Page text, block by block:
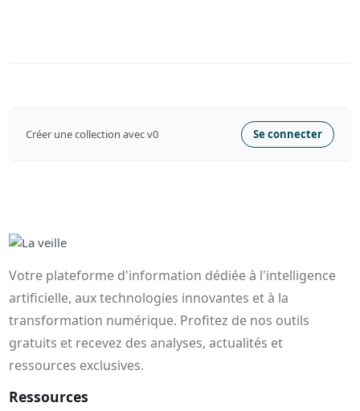
Créer une collection avec v0 Se connecter
Votre plateforme d'information dédiée à l'intelligence
artificielle, aux technologies innovantes et à la
transformation numérique. Profitez de nos outils
gratuits et recevez des analyses, actualités et
ressources exclusives.
Ressources